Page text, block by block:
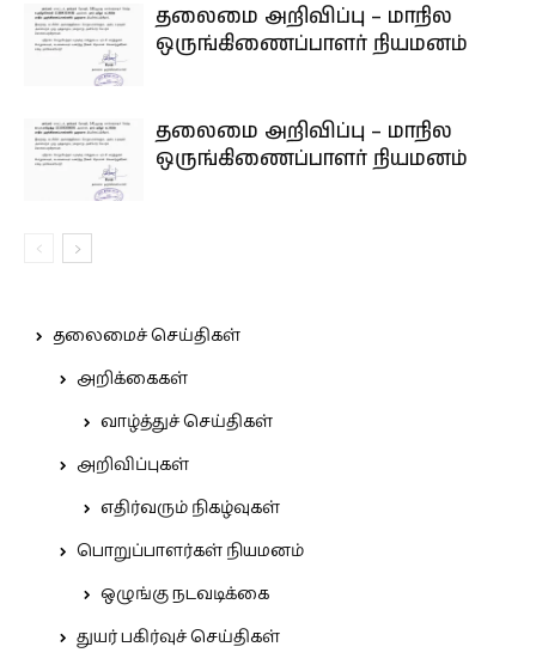
தலைமை அறிவிப்பு – மாநில
ஒருங்கிணைப்பாளர் நியமனம்
தலைமை அறிவிப்பு – மாநில
ஒருங்கிணைப்பாளர் நியமனம்
தலைமைச் செய்திகள்
அறிக்கைகள்
வாழ்த்துச் செய்திகள்
அறிவிப்புகள்
எதிர்வரும் நிகழ்வுகள்
பொறுப்பாளர்கள் நியமனம்
ஒழுங்கு நடவடிக்கை
துயர் பகிர்வுச் செய்திகள்